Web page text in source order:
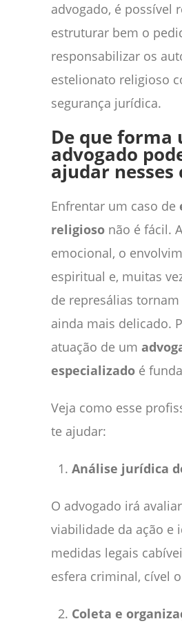
advogado, é possível
estruturar bem o
responsabilizar os
estelionato religioso
segurança jurídica.
De que forma
advogado
ajudar nesses
Enfrentar um caso de
religioso não é fácil.
emocional, o
espiritual e, muitas
de represálias tornam
ainda mais delicado.
atuação de um
especializado é
Veja como esse
te ajudar:
Análise jurídica
O advogado irá
viabilidade da ação e
medidas legais
esfera criminal, cível
Coleta e